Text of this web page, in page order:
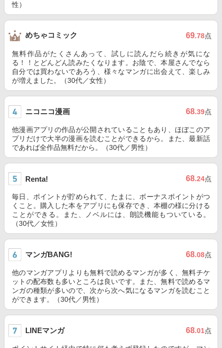
性）
めちゃコミック 69.78点
無料作品がたくさんあって、試しに読んだら続きが気にな
る！！とどんどん読みたくなります。お陰で、本屋さんでなら
自分では買わないであろう、様々なマンガに出会えて、楽しみ
が増えました。（30代／女性）
ニコニコ漫画 68.39点
他漫画アプリの作品が公開されていることもあり、ほぼこのア
プリだけで大半の漫画を読むことができるから。また、最新話
であれば全作品無料だから。（30代／男性）
Renta! 68.24点
毎日、ポイントが貯められて、たまに、ボーナスポイントがつ
くこと。購入した本をアプリにも保存でき、本棚の様に分ける
ことができる。また、ノベルには、朗読機能もついている。
（30代／女性）
マンガBANG! 68.08点
他のマンガアプリよりも無料で読めるマンガが多く、無料チケ
ットの配布数も多いところは良いです。また、無料で読めるマ
ンガの種類が多いので、次から次へ気になるマンガを読むこと
ができます。（30代／男性）
LINEマンガ 68.01点